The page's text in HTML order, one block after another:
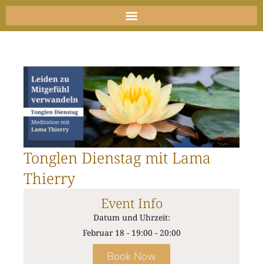
Zum
Inhalt
Tonglen Dienstag mit Lama
Thierry
Event Info
Datum und Uhrzeit:
Februar 18 - 19:00 - 20:00
Book Now